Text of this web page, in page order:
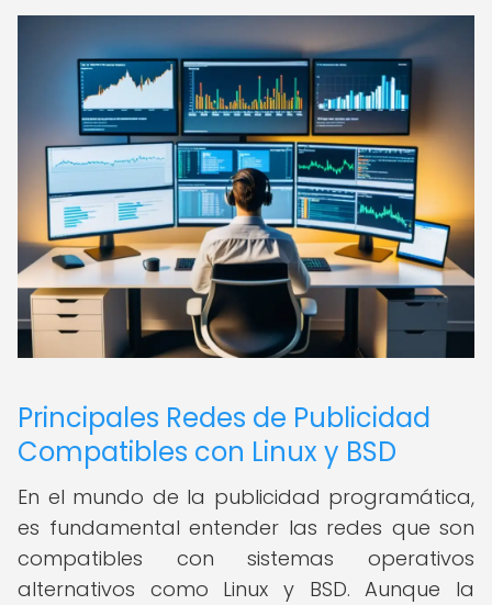
Principales Redes de Publicidad
Compatibles con Linux y BSD
En el mundo de la publicidad programática,
es fundamental entender las redes que son
compatibles con sistemas operativos
alternativos como Linux y BSD. Aunque la